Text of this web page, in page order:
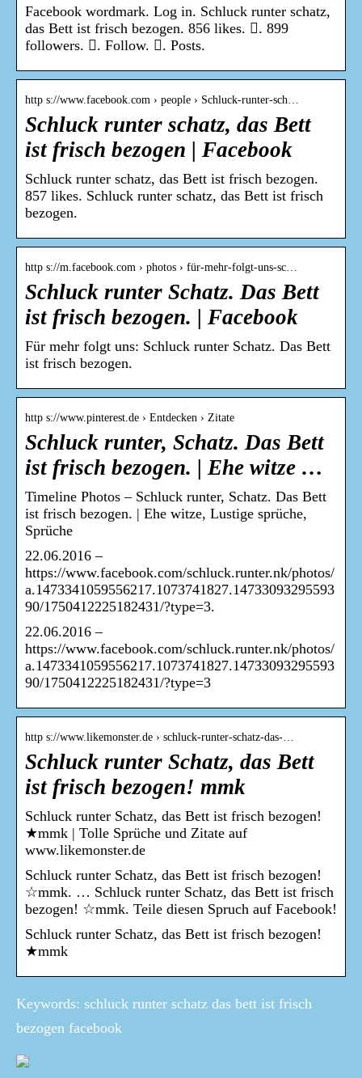
Facebook wordmark. Log in. Schluck runter schatz,
das Bett ist frisch bezogen. 856 likes. 󱞋. 899
followers. 󱙶. Follow. 󰟝. Posts.
http s://www.facebook.com › people › Schluck-runter-sch…
Schluck runter schatz, das Bett
ist frisch bezogen | Facebook
Schluck runter schatz, das Bett ist frisch bezogen.
857 likes. Schluck runter schatz, das Bett ist frisch
bezogen.
http s://m.facebook.com › photos › für-mehr-folgt-uns-sc…
Schluck runter Schatz. Das Bett
ist frisch bezogen. | Facebook
Für mehr folgt uns: Schluck runter Schatz. Das Bett
ist frisch bezogen.
http s://www.pinterest.de › Entdecken › Zitate
Schluck runter, Schatz. Das Bett
ist frisch bezogen. | Ehe witze …
Timeline Photos – Schluck runter, Schatz. Das Bett
ist frisch bezogen. | Ehe witze, Lustige sprüche,
Sprüche
22.06.2016 –
https://www.facebook.com/schluck.runter.nk/photos/
a.1473341059556217.1073741827.14733093295593
90/1750412225182431/?type=3.
22.06.2016 –
https://www.facebook.com/schluck.runter.nk/photos/
a.1473341059556217.1073741827.14733093295593
90/1750412225182431/?type=3
http s://www.likemonster.de › schluck-runter-schatz-das-…
Schluck runter Schatz, das Bett
ist frisch bezogen! mmk
Schluck runter Schatz, das Bett ist frisch bezogen!
★mmk | Tolle Sprüche und Zitate auf
www.likemonster.de
Schluck runter Schatz, das Bett ist frisch bezogen!
☆mmk. … Schluck runter Schatz, das Bett ist frisch
bezogen! ☆mmk. Teile diesen Spruch auf Facebook!
Schluck runter Schatz, das Bett ist frisch bezogen!
★mmk
Keywords: schluck runter schatz das bett ist frisch
bezogen facebook